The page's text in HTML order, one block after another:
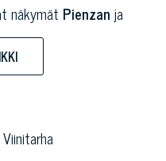
näkymät Pienzan ja
ja se koostuu
arvostettu
relaisina, jossa
varusteltua sviittiä,
ovat läpikäyneet
Viinitarha